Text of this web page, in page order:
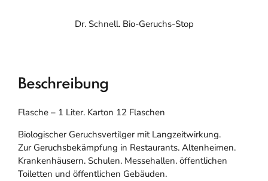
Dr. Schnell. Bio-Geruchs-Stop
Beschreibung
Flasche – 1 Liter. Karton 12 Flaschen
Biologischer Geruchsvertilger mit Langzeitwirkung.
Zur Geruchsbekämpfung in Restaurants. Altenheimen.
Krankenhäusern. Schulen. Messehallen. öffentlichen
Toiletten und öffentlichen Gebäuden.